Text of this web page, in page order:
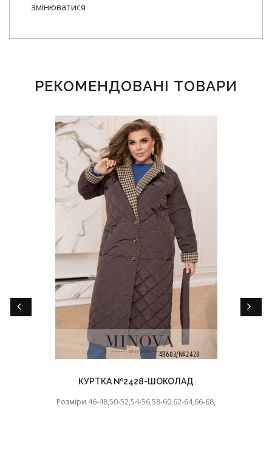
змінюватися
РЕКОМЕНДОВАНІ ТОВАРИ
КУРТКА №2428-ШОКОЛАД
Розміри 46-48,50-52,54-56,58-60,62-64,66-68,